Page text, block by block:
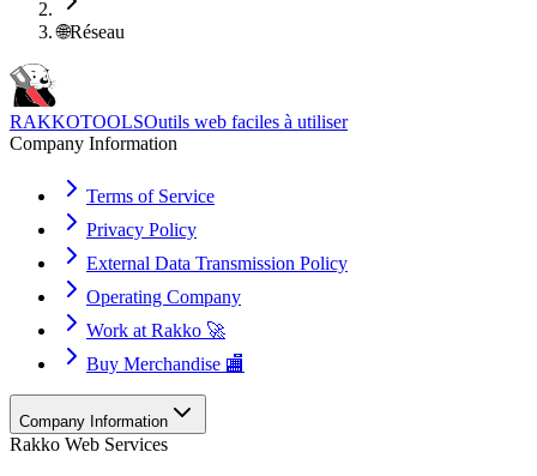
🌐Réseau
RAKKOTOOLSOutils web faciles à utiliser
Company Information
Terms of Service
Privacy Policy
External Data Transmission Policy
Operating Company
Work at Rakko 🚀
Buy Merchandise 🏬
Company Information
Rakko Web Services